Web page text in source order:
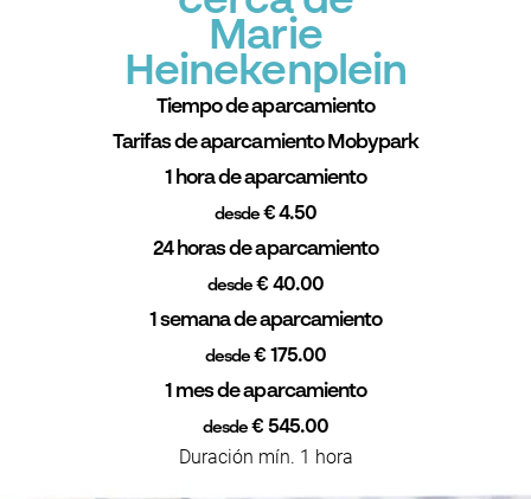
Marie
Heinekenplein
Tiempo de aparcamiento
Tarifas de aparcamiento Mobypark
1 hora de aparcamiento
desde€ 4.50
24 horas de aparcamiento
desde € 40.00
1 semana de aparcamiento
desde € 175.00
1 mes de aparcamiento
desde € 545.00
Duración mín. 1 hora